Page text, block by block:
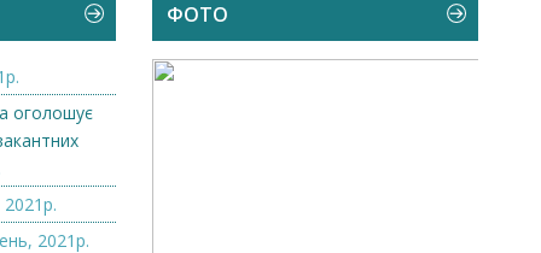
оголошує
2021р.
2021р.
ФОТО